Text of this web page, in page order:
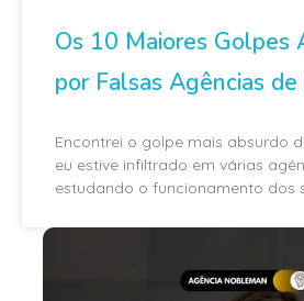
Os 10 Maiores Golpes
por Falsas Agências
Encontrei o golpe mais absurdo
eu estive infiltrado em várias
estudando o funcionamento dos